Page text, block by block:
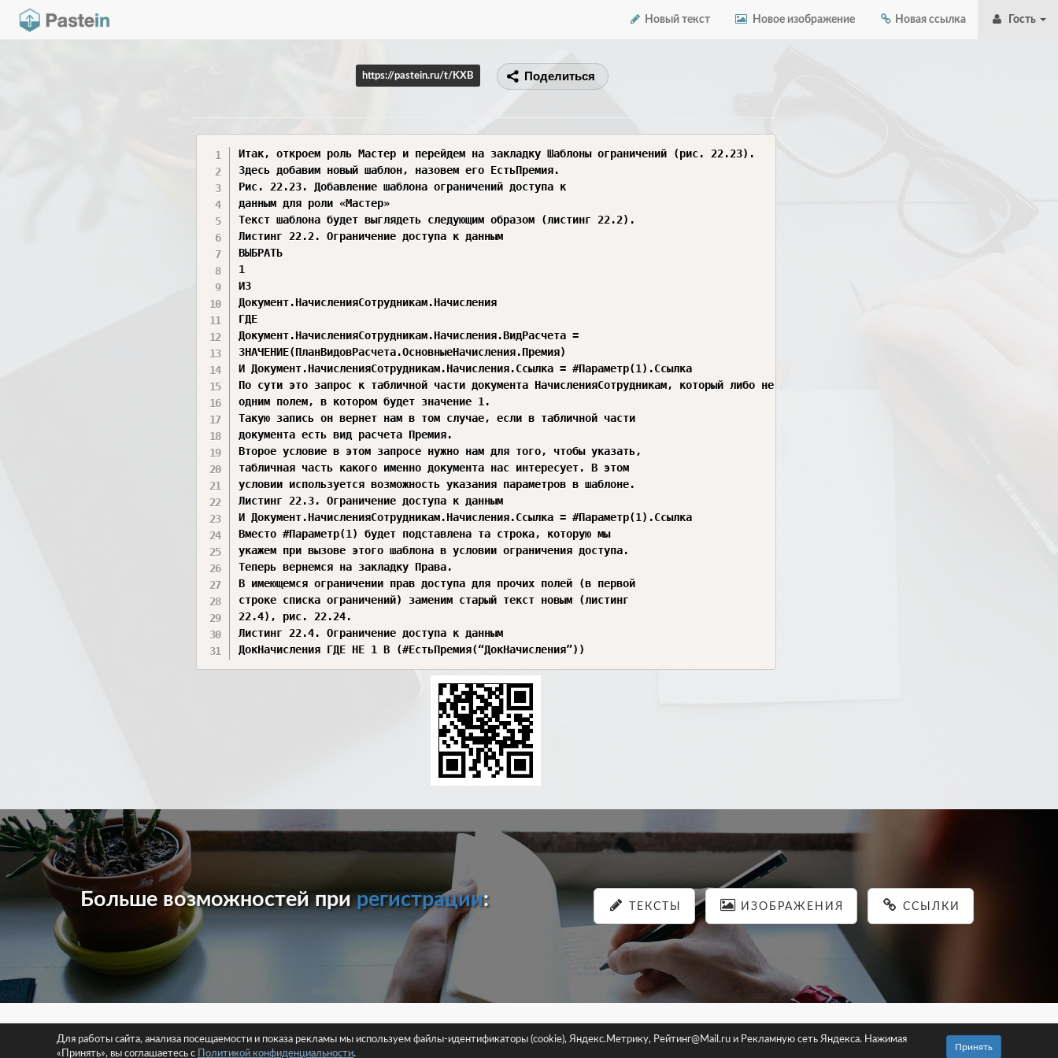
Новый текст Новое изображение Новая ссылка Гость
https://pastein.ru/t/KXB Поделиться
Итак, откроем роль Мастер и перейдем на закладку Шаблоны ограничений (рис. 22.23).
Здесь добавим новый шаблон, назовем его ЕстьПремия.
Рис. 22.23. Добавление шаблона ограничений доступа к
данным для роли «Мастер»
Текст шаблона будет выглядеть следующим образом (листинг 22.2).
Листинг 22.2. Ограничение доступа к данным
ВЫБРАТЬ
1
ИЗ
Документ.НачисленияСотрудникам.Начисления
ГДЕ
Документ.НачисленияСотрудникам.Начисления.ВидРасчета =
ЗНАЧЕНИЕ(ПланВидовРасчета.ОсновныеНачисления.Премия)
И Документ.НачисленияСотрудникам.Начисления.Ссылка = #Параметр(1).Ссылка
По сути это запрос к табличной части документа НачисленияСотрудникам, который либо не вернет нам ничего, либо вернет одну запись с
одним полем, в котором будет значение 1.
Такую запись он вернет нам в том случае, если в табличной части
документа есть вид расчета Премия.
Второе условие в этом запросе нужно нам для того, чтобы указать,
табличная часть какого именно документа нас интересует. В этом
условии используется возможность указания параметров в шаблоне.
Листинг 22.3. Ограничение доступа к данным
И Документ.НачисленияСотрудникам.Начисления.Ссылка = #Параметр(1).Ссылка
Вместо #Параметр(1) будет подставлена та строка, которую мы
укажем при вызове этого шаблона в условии ограничения доступа.
Теперь вернемся на закладку Права.
В имеющемся ограничении прав доступа для прочих полей (в первой
строке списка ограничений) заменим старый текст новым (листинг
22.4), рис. 22.24.
Листинг 22.4. Ограничение доступа к данным
ДокНачисления ГДЕ НЕ 1 В (#ЕстьПремия(“ДокНачисления”))
Больше возможностей прирегистрации: ТЕКСТЫ ИЗОБРАЖЕНИЯ ССЫЛКИ
Для работы сайта, анализа посещаемости и показа рекламы мы используем файлы-идентификаторы (cookie), Яндекс.Метрику, Рейтинг@Mail.ru и Рекламную сеть Яндекса. Нажимая
«Принять», вы соглашаетесь с
Политикой конфиденциальности.
Принять